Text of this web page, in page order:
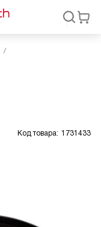
Код товара: 1731433